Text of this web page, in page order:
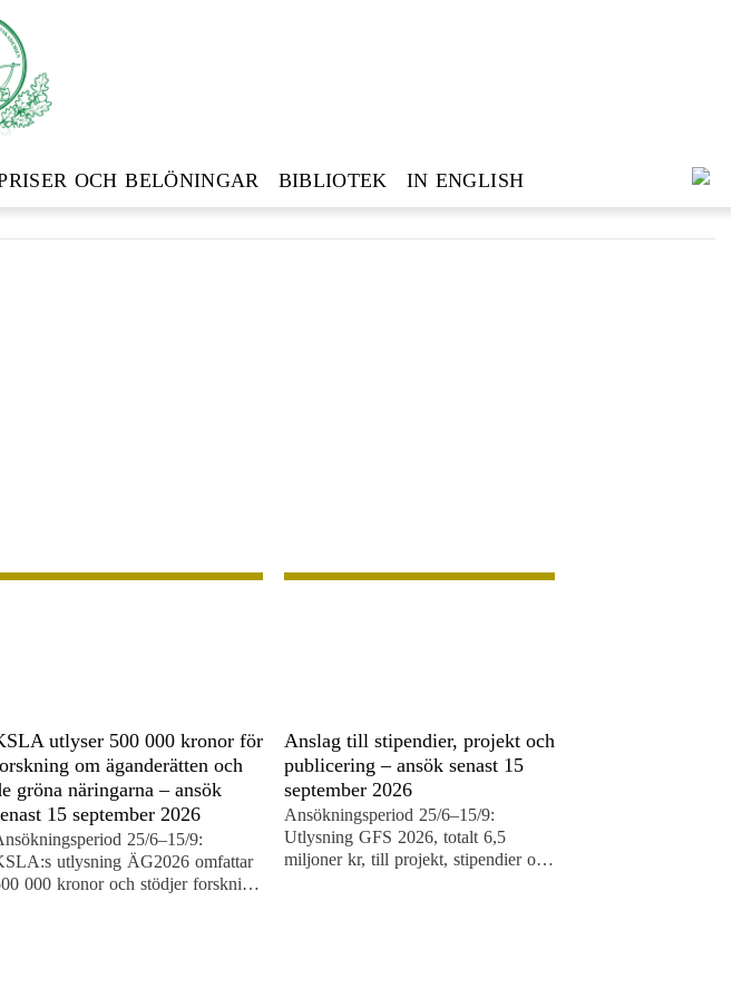
OCH BELÖNINGAR BIBLIOTEK IN ENGLISH
utlyser 500 000 kronor för
om äganderätten och
gröna näringarna – ansök
15 september 2026
25/6–15/9:
utlysning ÄG2026 omfattar
000 kronor och stödjer forskning
Anslag till stipendier, projekt och
publicering – ansök senast 15
september 2026
Ansökningsperiod 25/6–15/9:
Utlysning GFS 2026, totalt 6,5
miljoner kr, till projekt, stipendier och